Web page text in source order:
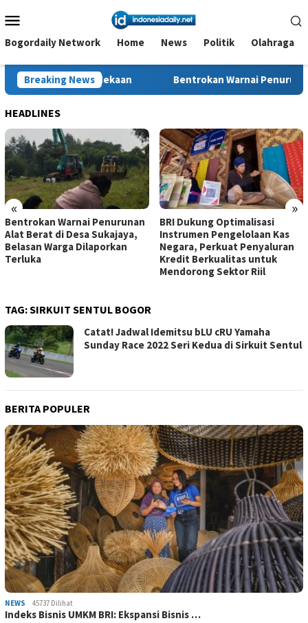
ke
kontenMobile
Bogordaily Network Home News Politik Olahraga
Breaking News Bentrokan Warnai Penurunan Alat Berat di
HEADLINES
« »
Bentrokan Warnai Penurunan
Alat Berat di Desa Sukajaya,
Belasan Warga Dilaporkan
Terluka
BRI Dukung Optimalisasi
Instrumen Pengelolaan Kas
Negara, Perkuat Penyaluran
Kredit Berkualitas untuk
Mendorong Sektor Riil
TAG:SIRKUIT SENTUL BOGOR
Catat! Jadwal Idemitsu bLU cRU Yamaha
Sunday Race 2022 Seri Kedua di Sirkuit Sentul
BERITA POPULER
NEWS 45737 Dilihat
Indeks Bisnis UMKM BRI: Ekspansi Bisnis …